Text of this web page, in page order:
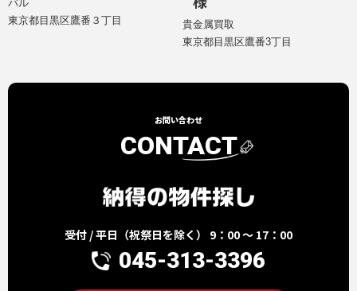
バル
東京都目黒区鷹番３丁目
貴金属買取
東京都目黒区鷹番3丁目
お問い合わせ
CONTACT
受付 / 平日（祝祭日を除く） 9：00 ～ 17：00
045-313-3396